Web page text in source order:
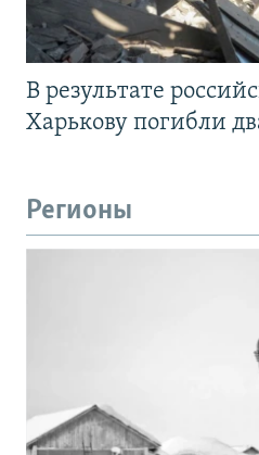
В результате
Харькову погибли
Регионы